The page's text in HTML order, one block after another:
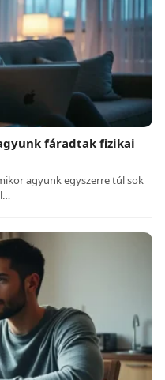
fáradtak fizikai
agyunk egyszerre túl sok